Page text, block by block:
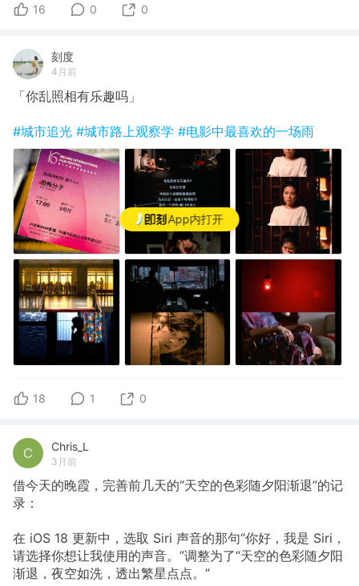
App内打开
16 0 0
刻度
4月前
「你乱照相有乐趣吗」
#城市追光 #城市路上观察学 #电影中最喜欢的一场雨
18 1 0
Chris_L
3月前
借今天的晚霞，完善前几天的“天空的色彩随夕阳渐退”的记
录：
在 iOS 18 更新中，选取 Siri 声音的那句“你好，我是 Siri，
请选择你想让我使用的声音。”调整为了“天空的色彩随夕阳
渐退，夜空如洗，透出繁星点点。”